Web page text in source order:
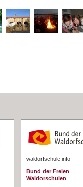
waldorfschule.info
Bund der Freien
Waldorschulen